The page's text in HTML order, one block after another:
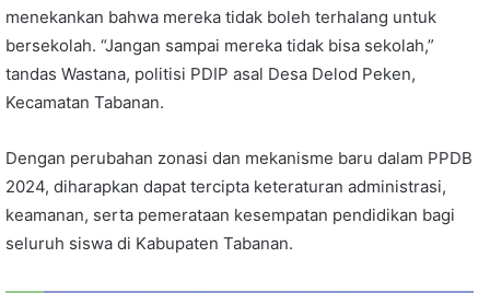
menekankan bahwa mereka tidak boleh terhalang untuk
bersekolah. “Jangan sampai mereka tidak bisa sekolah,”
tandas Wastana, politisi PDIP asal Desa Delod Peken,
Kecamatan Tabanan.
Dengan perubahan zonasi dan mekanisme baru dalam PPDB
2024, diharapkan dapat tercipta keteraturan administrasi,
keamanan, serta pemerataan kesempatan pendidikan bagi
seluruh siswa di Kabupaten Tabanan.